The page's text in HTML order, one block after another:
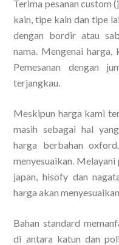
Terima pesanan custom
kain, tipe kain dan tipe
dengan bordir atau
nama. Mengenai
Pemesanan dengan
terjangkau.
Meskipun harga kami
masih sebagai hal
harga berbahan
menyesuaikan.
japan, hisofy dan
harga akan
Bahan standard
di antara katun dan